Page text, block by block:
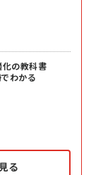
化の教科書
わかる
る